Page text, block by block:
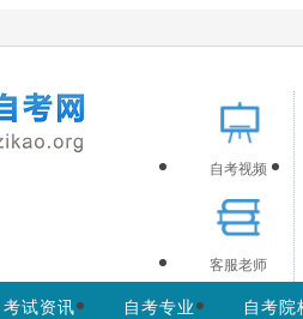
网！江苏自考网为考生提供江苏
为准。
自考视频
客服老师
考试资讯 自考专业 自考院